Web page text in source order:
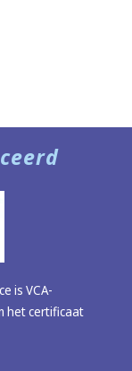
is VCA-
het certificaat